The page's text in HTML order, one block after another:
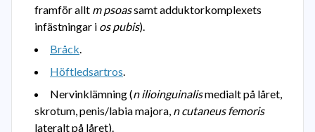
framför allt m psoassamt adduktorkomplexets
infästningar i os pubis).
Bråck.
Höftledsartros.
Nervinklämning (n ilioinguinalismedialt på låret,
skrotum, penis/labia majora, n cutaneus femoris
lateralt på låret).